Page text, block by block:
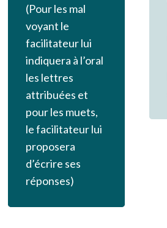
(Pour les mal
voyant le
facilitateur lui
indiquera à l’oral
les lettres
attribuées et
pour les muets,
le facilitateur lui
proposera
d’écrire ses
réponses)